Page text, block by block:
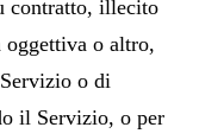
contratto, illecito
oggettiva o altro,
o di
il Servizio, o per